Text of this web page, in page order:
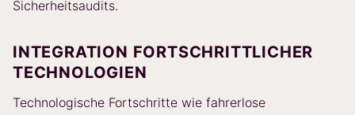
Sicherheitsaudits.
INTEGRATION FORTSCHRITTLICHER
TECHNOLOGIEN
Technologische Fortschritte wie fahrerlose